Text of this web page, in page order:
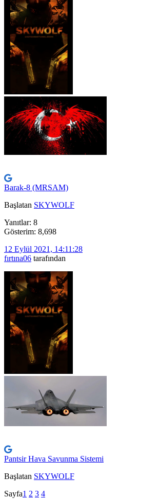
Barak-8 (MRSAM)
Başlatan SKYWOLF
Yanıtlar: 8
Gösterim: 8,698
12 Eylül 2021, 14:11:28
fırtına06 tarafından
Pantsir Hava Savunma Sistemi
Başlatan SKYWOLF
Sayfa1 2 3 4